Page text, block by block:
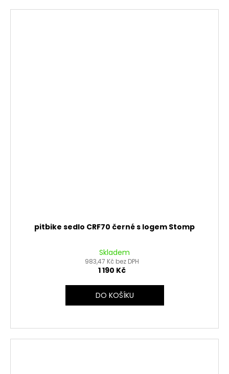
pitbike sedlo CRF70 černé s logem Stomp
Skladem
983,47 Kč bez DPH
1 190 Kč
DO KOŠÍKU